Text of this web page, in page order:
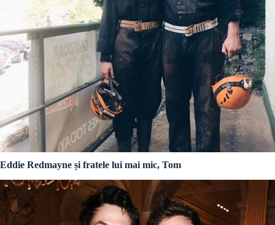
Eddie Redmayne și fratele lui mai mic, Tom